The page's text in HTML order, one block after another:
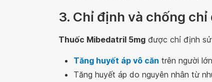
3. Chỉ định và chống
Thuốc Mibedatril 5mg được chỉ định
Tăng huyết áp vô căn trên người
Tăng huyết áp do nguyên nhân từ